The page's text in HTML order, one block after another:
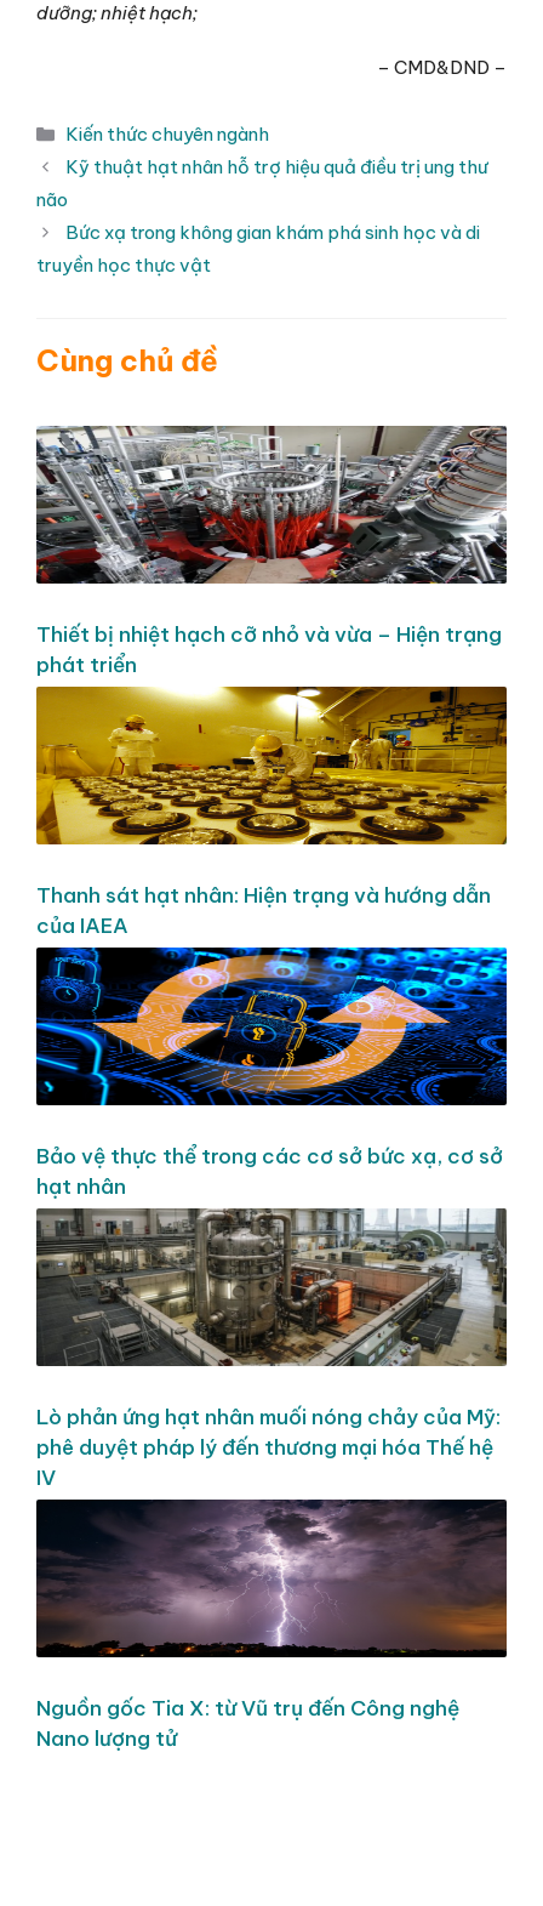
dưỡng; nhiệt hạch;
– CMD&DND –
Danh
mục
Kiến thức chuyên ngành
Kỹ thuật hạt nhân hỗ trợ hiệu quả điều trị ung thư
não
Bức xạ trong không gian khám phá sinh học và di
truyền học thực vật
Cùng chủ đề
Thiết bị nhiệt hạch cỡ nhỏ và vừa – Hiện trạng
phát triển
Thanh sát hạt nhân: Hiện trạng và hướng dẫn
của IAEA
Bảo vệ thực thể trong các cơ sở bức xạ, cơ sở
hạt nhân
Lò phản ứng hạt nhân muối nóng chảy của Mỹ:
phê duyệt pháp lý đến thương mại hóa Thế hệ
IV
Nguồn gốc Tia X: từ Vũ trụ đến Công nghệ
Nano lượng tử